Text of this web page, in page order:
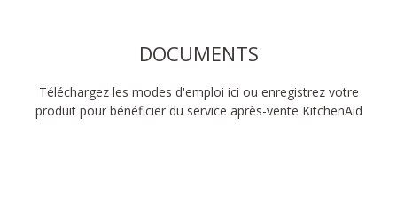
DOCUMENTS
Téléchargez les modes d'emploi ici ou enregistrez votre
produit pour bénéficier du service après-vente KitchenAid